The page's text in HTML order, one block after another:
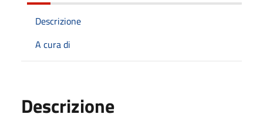
Descrizione
A cura di
Descrizione